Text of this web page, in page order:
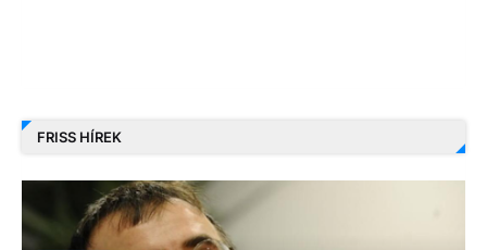
FRISS HÍREK